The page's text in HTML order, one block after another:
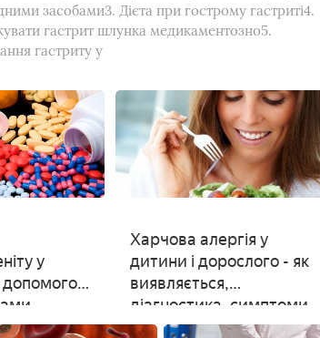
засобами3. Дієта при гострому гастриті4.
гастрит шлунка медикаментозно5.
гастриту у
у
допомогою
Харчова алергія у
дитини і дорослого - як
виявляється,
діагностика, симптоми
і лікування